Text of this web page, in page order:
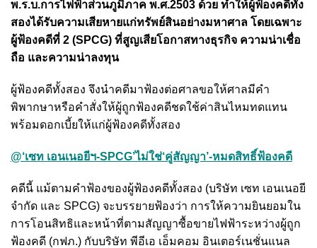
พ.ร.บ.การไฟฟ้าส่วนภูมิภาค พ.ศ.2503 ด้วย ทำให้ผู้ฟ้องคดีทั้ง
สองได้รับความเสียหายแก่ทรัพย์สินอย่างมหาศาล โดยเฉพาะ
ผู้ฟ้องคดีที่ 2 (SPCG) ที่สูญเสียโอกาสทางธุรกิจ ความน่าเชื่อ
ถือ และความน่าลงทุน
ผู้ฟ้องคดีทั้งสอง จึงนำคดีมาฟ้องต่อศาลขอให้ศาลมีคำ
พิพากษาหรือคำสั่งให้ผู้ถูกฟ้องคดีชดใช้ค่าสินไหมทดแทน
พร้อมดอกเบี้ยให้แก่ผู้ฟ้องคดีทั้งสอง
@‘เซท เอนเนอยีฯ-SPCG’ไม่ใช่‘คู่สัญญา’-หมดสิทธิ์ฟ้องคดี
คดีนี้ แม้ตามคำฟ้องของผู้ฟ้องคดีทั้งสอง (บริษัท เซท เอนเนอยี
จำกัด และ SPCG) จะบรรยายฟ้องว่า การให้ความยินยอมใน
การโอนสิทธิและหน้าที่ตามสัญญาซื้อขายไฟฟ้าระหว่างผู้ถูก
ฟ้องคดี (กฟภ.) กับบริษัท พีอีเอ เอ็มคอม อินเตอร์เนชั่นแนล